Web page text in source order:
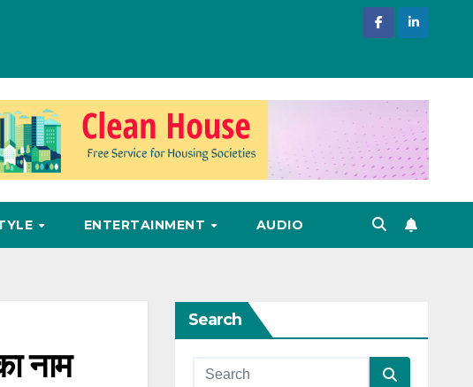
ENTERTAINMENT AUDIO
नाम
Search